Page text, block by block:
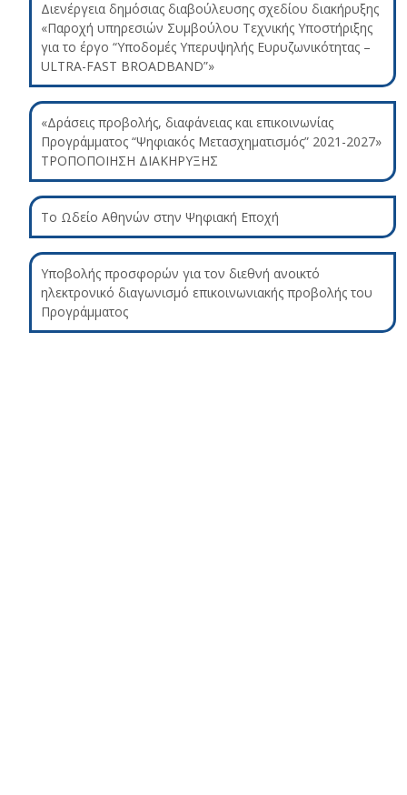
Διενέργεια δημόσιας διαβούλευσης σχεδίου διακήρυξης
«Παροχή υπηρεσιών Συμβούλου Τεχνικής Υποστήριξης
για το έργο “Υποδομές Υπερυψηλής Ευρυζωνικότητας –
ULTRA-FAST BROADBAND”»
«Δράσεις προβολής, διαφάνειας και επικοινωνίας
Προγράμματος “Ψηφιακός Μετασχηματισμός” 2021-2027»
ΤΡΟΠΟΠΟΙΗΣΗ ΔΙΑΚΗΡΥΞΗΣ
Το Ωδείο Αθηνών στην Ψηφιακή Εποχή
Υποβολής προσφορών για τον διεθνή ανοικτό
ηλεκτρονικό διαγωνισμό επικοινωνιακής προβολής του
Προγράμματος